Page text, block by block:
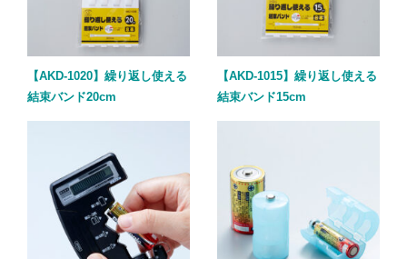
【AKD-1020】繰り返し使える
結束バンド20cm
【AKD-1015】繰り返し使える
結束バンド15cm